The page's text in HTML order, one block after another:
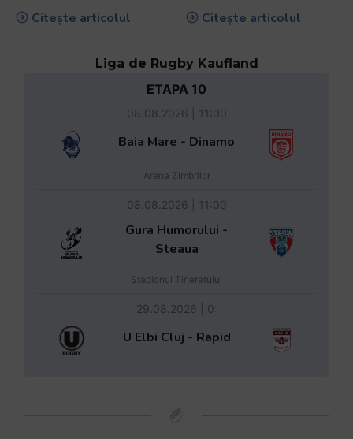
Citește articolul
Citește articolul
Liga de Rugby Kaufland
ETAPA 10
08.08.2026 | 11:00
Baia Mare - Dinamo
Arena Zimbrilor
08.08.2026 | 11:00
Gura Humorului -
Steaua
Stadionul Tineretului
29.08.2026 | 0:
U Elbi Cluj - Rapid